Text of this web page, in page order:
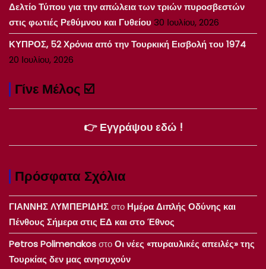
Δελτίο Τύπου για την απώλεια των τριών πυροσβεστών
στις φωτιές Ρεθύμνου και Γυθείου 30 Ιουλίου, 2026
ΚΥΠΡΟΣ, 52 Χρόνια από την Τουρκική Εισβολή του 1974
20 Ιουλίου, 2026
Γίνε Μέλος ☑️
👉 Εγγράψου εδώ !
Πρόσφατα Σχόλια
ΓΙΑΝΝΗΣ ΛΥΜΠΕΡΙΔΗΣστο Ημέρα Διπλής Οδύνης και
Πένθους Σήμερα στις ΕΔ και στο Έθνος
Petros PolimenakosστοΟι νέες «πυραυλικές απειλές» της
Τουρκίας δεν μας ανησυχούν